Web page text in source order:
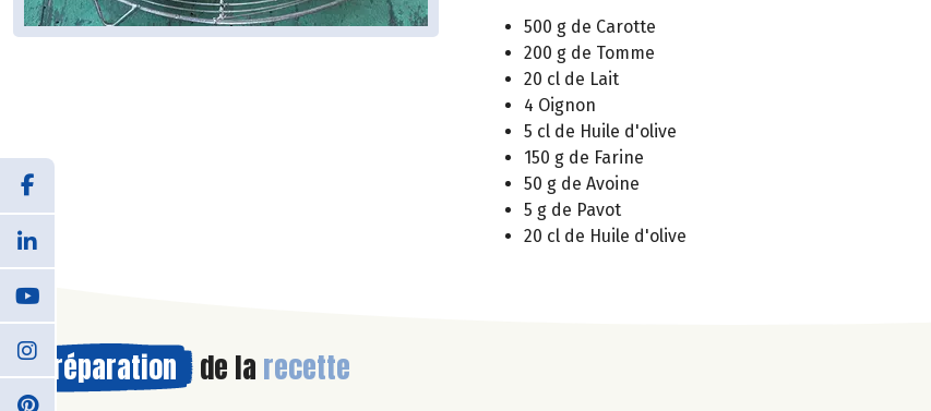
500 g de Carotte
200 g de Tomme
20 cl de Lait
4 Oignon
5 cl de Huile d'olive
150 g de Farine
50 g de Avoine
5 g de Pavot
20 cl de Huile d'olive
Préparation de la recette